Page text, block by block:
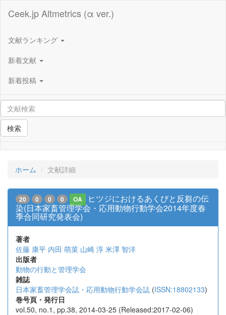
Ceek.jp Altmetrics (α ver.)
文献ランキング
新着文献
新着投稿
検索
ホーム 文献詳細
20 0 0 0 OA
ヒツジにおけるあくびと反芻の伝
染(日本家畜管理学会・応用動物行動学会2014年度春
季合同研究発表会)
著者
佐藤 康平 内田 萌菜 山崎 淳 米澤 智洋
出版者
動物の行動と管理学会
雑誌
日本家畜管理学会誌・応用動物行動学会誌 (ISSN:18802133)
巻号頁・発行日
vol.50, no.1, pp.38, 2014-03-25 (Released:2017-02-06)